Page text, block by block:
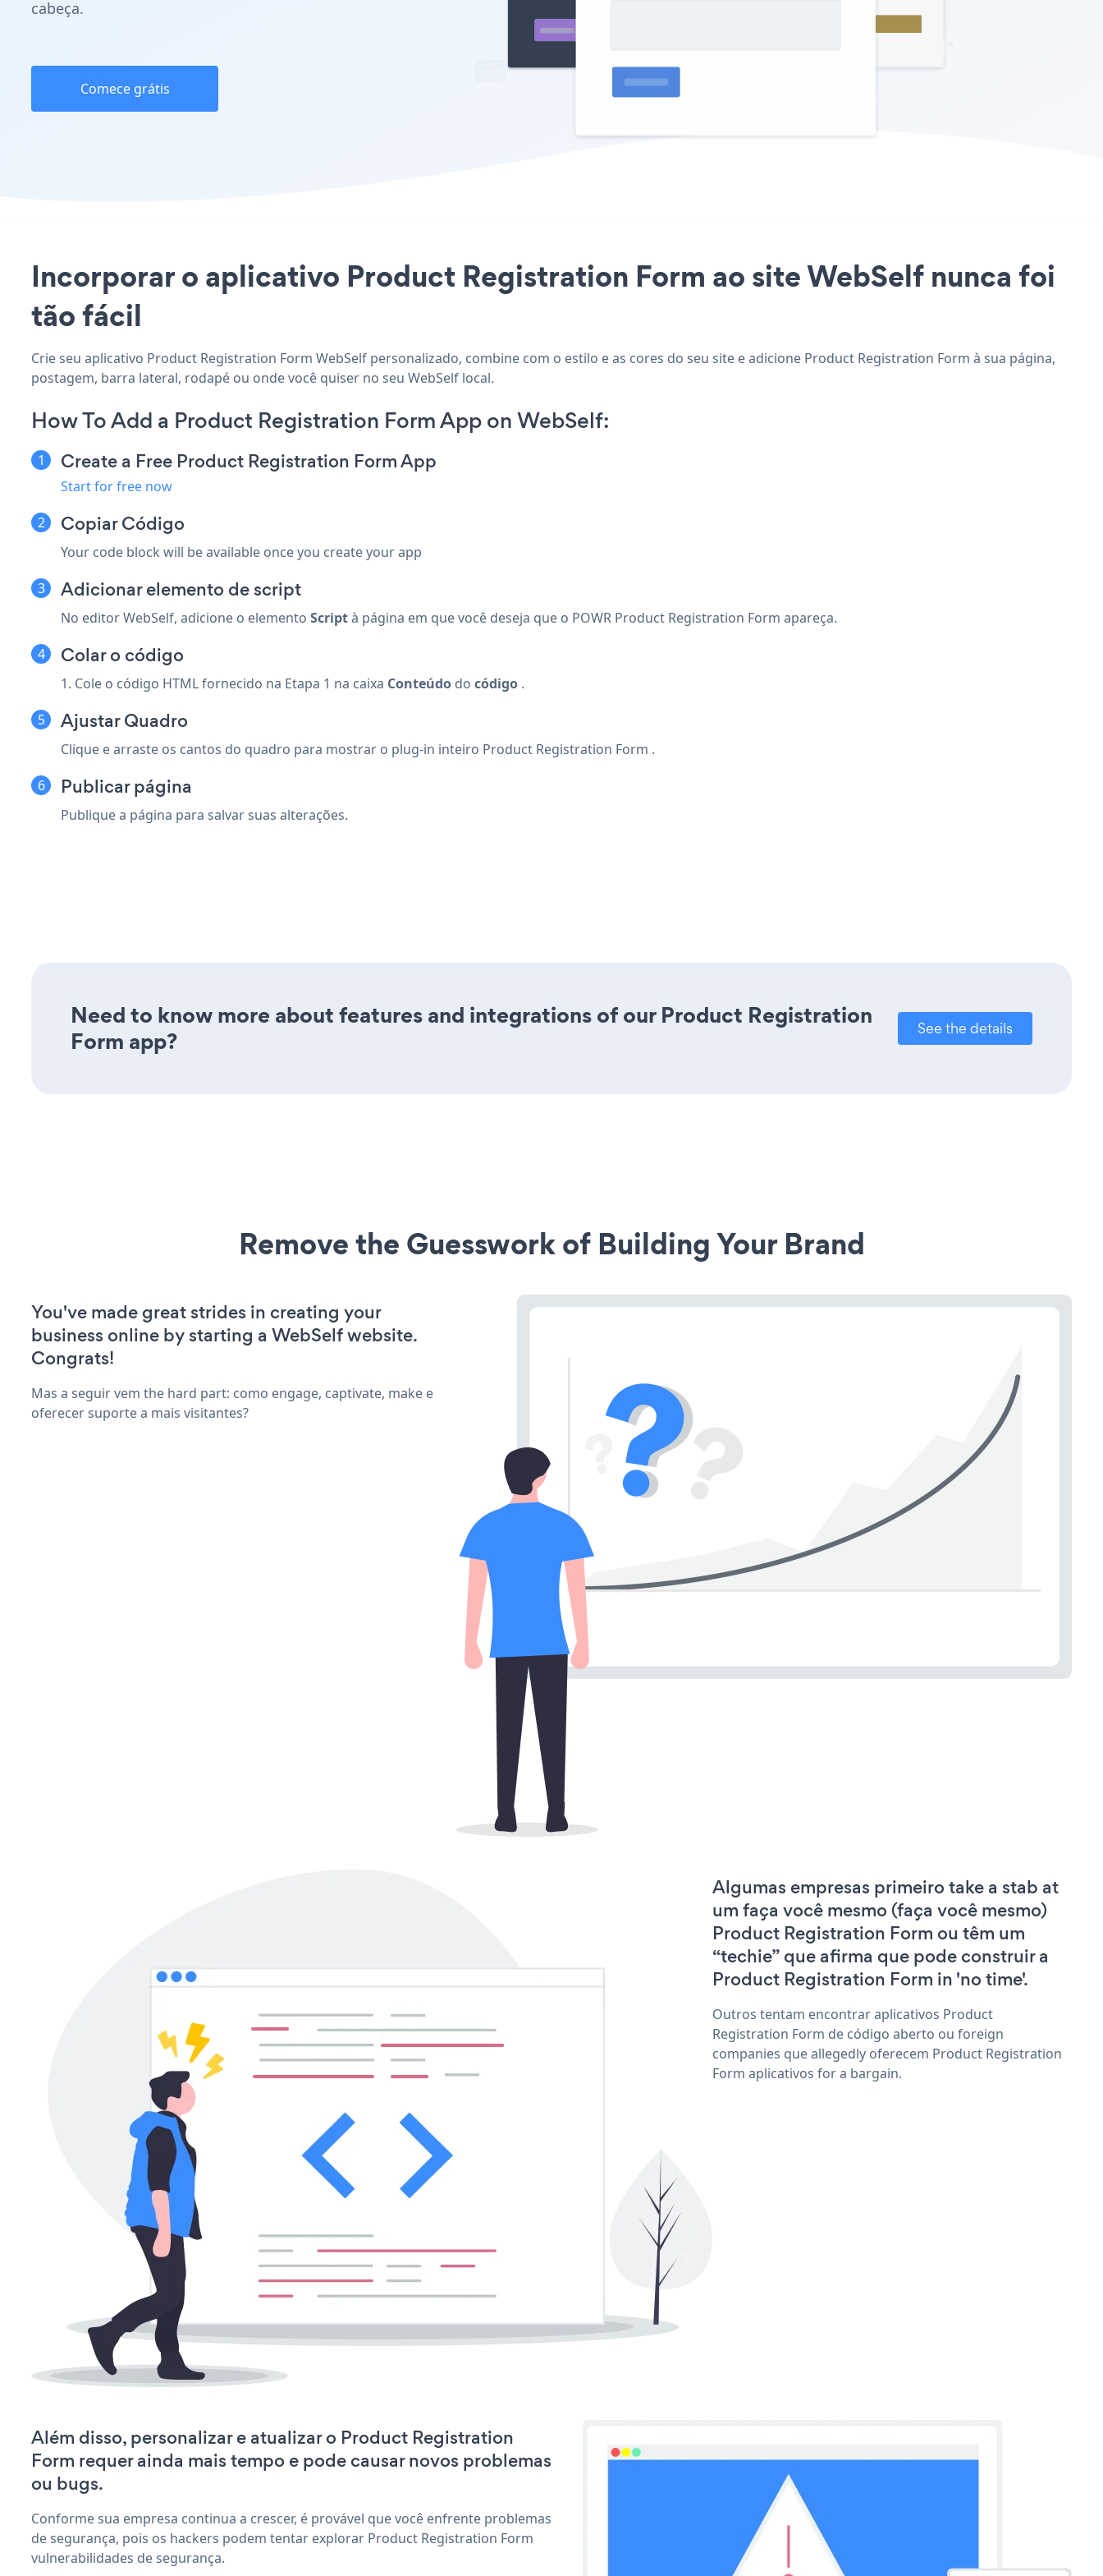
cabeça.
Comece grátis
Incorporar o aplicativo Product Registration Form ao site WebSelf nunca foi
tão fácil
Crie seu aplicativo Product Registration Form WebSelf personalizado, combine com o estilo e as cores do seu site e adicione Product Registration Form à sua página,
postagem, barra lateral, rodapé ou onde você quiser no seu WebSelf local.
How To Add a Product Registration Form App on WebSelf:
Create a Free Product Registration Form App
Start for free now
Copiar Código
Your code block will be available once you create your app
Adicionar elemento de script
No editor WebSelf, adicione o elemento Scriptà página em que você deseja que o POWR Product Registration Form apareça.
Colar o código
1. Cole o código HTML fornecido na Etapa 1 na caixa Conteúdo do código .
Ajustar Quadro
Clique e arraste os cantos do quadro para mostrar o plug-in inteiro Product Registration Form .
Publicar página
Publique a página para salvar suas alterações.
Need to know more about features and integrations of our Product Registration
Form app?
See the details
Remove the Guesswork of Building Your Brand
You've made great strides in creating your
business online by starting a WebSelf website.
Congrats!
Mas a seguir vem the hard part: como engage, captivate, make e
oferecer suporte a mais visitantes?
Algumas empresas primeiro take a stab at
um faça você mesmo (faça você mesmo)
Product Registration Form ou têm um
“techie” que afirma que pode construir a
Product Registration Form in 'no time'.
Outros tentam encontrar aplicativos Product
Registration Form de código aberto ou foreign
companies que allegedly oferecem Product Registration
Form aplicativos for a bargain.
Além disso, personalizar e atualizar o Product Registration
Form requer ainda mais tempo e pode causar novos problemas
ou bugs.
Conforme sua empresa continua a crescer, é provável que você enfrente problemas
de segurança, pois os hackers podem tentar explorar Product Registration Form
vulnerabilidades de segurança.